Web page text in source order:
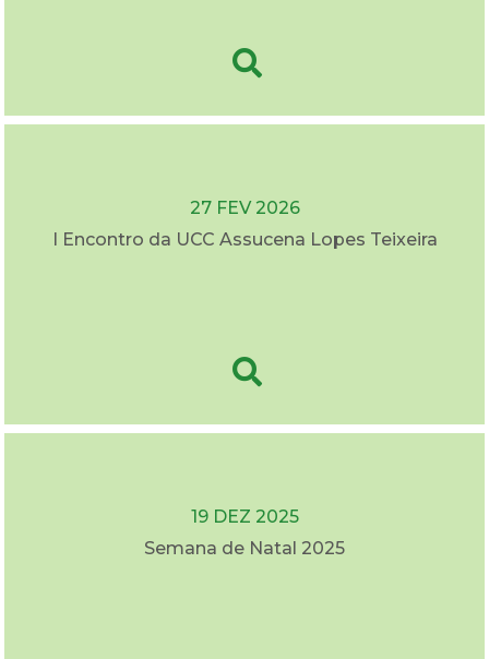
27 FEV 2026
I Encontro da UCC Assucena Lopes Teixeira
19 DEZ 2025
Semana de Natal 2025